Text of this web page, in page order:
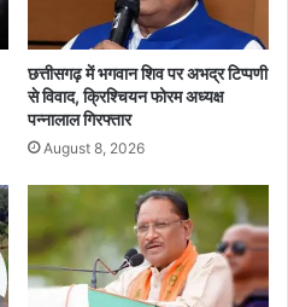
छत्तीसगढ़ में भगवान शिव पर अभद्र टिप्पणी
से विवाद, क्रिश्चियन फोरम अध्यक्ष
पन्नालाल गिरफ्तार
August 8, 2026